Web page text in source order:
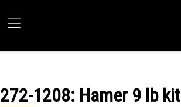
272-1208: Hamer 9 lb kit